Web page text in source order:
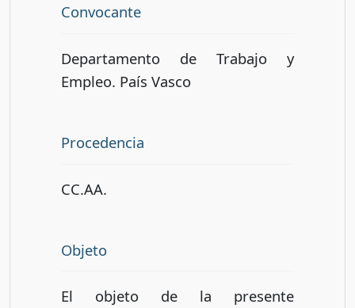
Convocante
Departamento de Trabajo y
Empleo. País Vasco
Procedencia
CC.AA.
Objeto
El objeto de la presente